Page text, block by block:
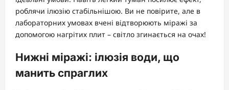
роблячи ілюзію стабільнішою. Ви не повірите, але в
лабораторних умовах вчені відтворюють міражі за
допомогою нагрітих плит – світло згинається на очах!
Нижні міражі: ілюзія води, що
манить спраглих